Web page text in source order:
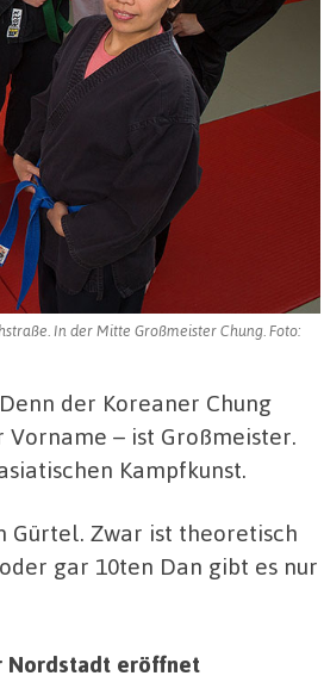
In der Mitte Großmeister Chung. Foto:
der Koreaner Chung
Vorname – ist Großmeister.
Kampfkunst.
Gürtel. Zwar ist theoretisch
gar 10ten Dan gibt es nur
Nordstadt eröffnet